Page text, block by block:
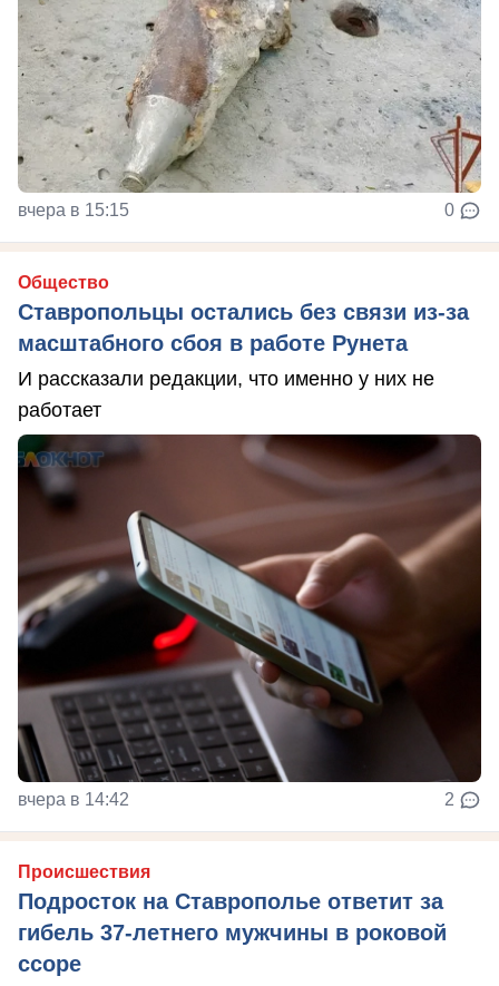
вчера в 15:15 0
Общество
Ставропольцы остались без связи из-за
масштабного сбоя в работе Рунета
И рассказали редакции, что именно у них не
работает
вчера в 14:42 2
Происшествия
Подросток на Ставрополье ответит за
гибель 37-летнего мужчины в роковой
ссоре